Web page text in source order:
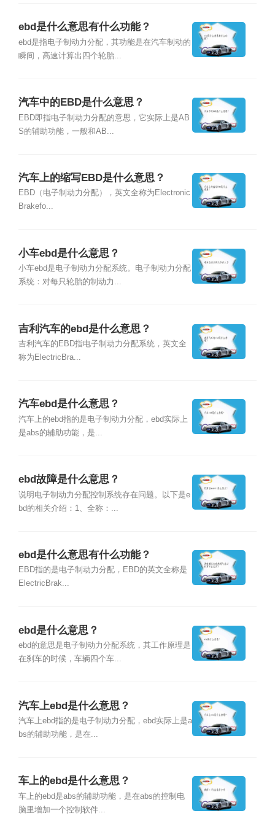
ebd是什么意思有什么功能？
ebd是指电子制动力分配，其功能是在汽车制动的
瞬间，高速计算出四个轮胎...
汽车中的EBD是什么意思？
EBD即指电子制动力分配的意思，它实际上是AB
S的辅助功能，一般和AB...
汽车上的缩写EBD是什么意思？
EBD（电子制动力分配），英文全称为Electronic
Brakefo...
小车ebd是什么意思？
小车ebd是电子制动力分配系统。电子制动力分配
系统：对每只轮胎的制动力...
吉利汽车的ebd是什么意思？
吉利汽车的EBD指电子制动力分配系统，英文全
称为ElectricBra...
汽车ebd是什么意思？
汽车上的ebd指的是电子制动力分配，ebd实际上
是abs的辅助功能，是...
ebd故障是什么意思？
说明电子制动力分配控制系统存在问题。以下是e
bd的相关介绍：1、全称：...
ebd是什么意思有什么功能？
EBD指的是电子制动力分配，EBD的英文全称是
ElectricBrak...
ebd是什么意思？
ebd的意思是电子制动力分配系统，其工作原理是
在刹车的时候，车辆四个车...
汽车上ebd是什么意思？
汽车上ebd指的是电子制动力分配，ebd实际上是a
bs的辅助功能，是在...
车上的ebd是什么意思？
车上的ebd是abs的辅助功能，是在abs的控制电
脑里增加一个控制软件...